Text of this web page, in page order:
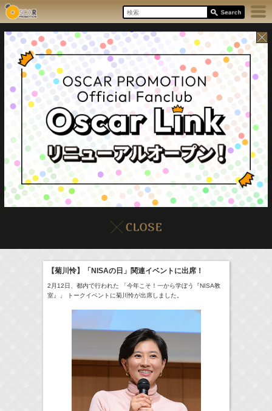
本日の出演情報8/6(Thu) イベント販売情報
24:00-24:30
(TV) 一緒にごはんをたべるだけ
【菊川怜】「NISAの日」関連イベントに出席！
2月12日、都内で行われた 「今年こそ！一から学ぼう『NISA教
室』」 トークイベントに菊川怜が出席しました。